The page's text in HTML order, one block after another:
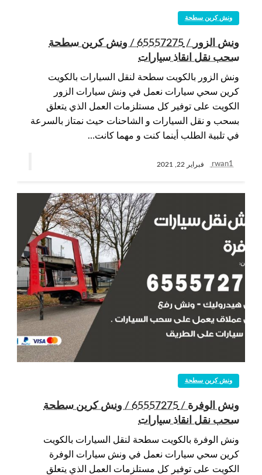
ونش كرين سطحة
ونش الزور / 65557275 / ونش كرين سطحة
سحب نقل انقاذ سيارات
ونش الزور بالكويت سطحة لنقل السيارات بالكويت
كرين سحي سيارات نعمل في ونش سيارات الزور
الكويت على توفير كل مستلزمات العمل الذي يتعلق
بسحب و نقل السيارات و الشاحنات حيث نمتاز بالسرعة
في تلبية الطلب أينما كنت و مهما كانت…
rwan1 فبراير 22, 2021
ونش كرين سطحة
ونش الوفرة / 65557275 / ونش كرين سطحة
سحب نقل انقاذ سيارات
ونش الوفرة بالكويت سطحة لنقل السيارات بالكويت
كرين سحي سيارات نعمل في ونش سيارات الوفرة
الكويت على توفير كل مستلزمات العمل الذي يتعلق